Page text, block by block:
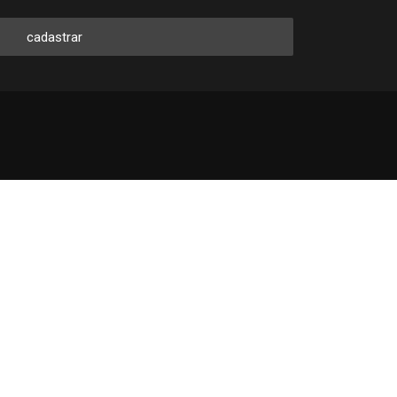
cadastrar